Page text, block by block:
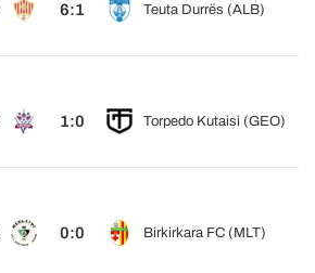
6:1 Teuta Durrës (ALB)
1:0 Torpedo Kutaisi (GEO)
0:0 Birkirkara FC (MLT)